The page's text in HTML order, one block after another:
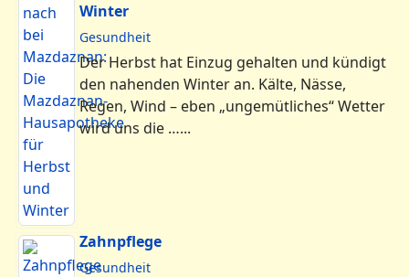
Winter
Gesundheit
Der Herbst hat Einzug gehalten und kündigt
den nahenden Winter an. Kälte, Nässe,
Regen, Wind – eben „ungemütliches“ Wetter
wird uns die …...
Zahnpflege
Gesundheit